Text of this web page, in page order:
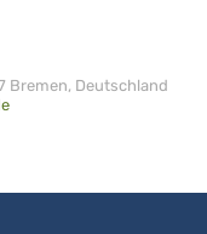
Bremen, Deutschland